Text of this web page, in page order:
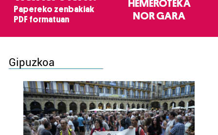
Papereko zenbakiak
PDF formatuan
HEMEROTEKA
NOR GARA
Gipuzkoa